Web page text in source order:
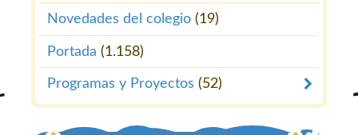
Novedades del colegio (19)
Portada (1.158)
Programas y Proyectos (52)